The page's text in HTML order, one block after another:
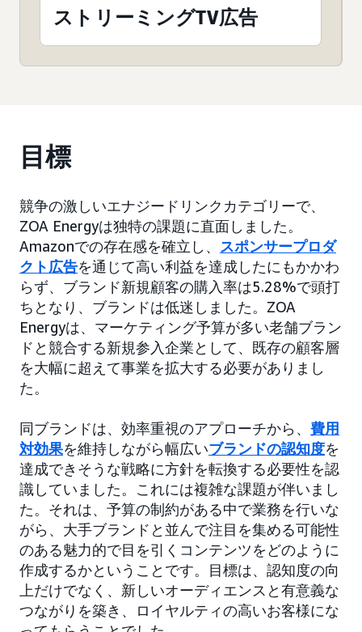
ストリーミングTV広告
目標
競争の激しいエナジードリンクカテゴリーで、
ZOA Energyは独特の課題に直面しました。
Amazonでの存在感を確立し、 スポンサープロダ
クト広告を通じて高い利益を達成したにもかかわ
らず、ブランド新規顧客の購入率は5.28%で頭打
ちとなり、ブランドは低迷しました。ZOA
Energyは、マーケティング予算が多い老舗ブラン
ドと競合する新規参入企業として、既存の顧客層
を大幅に超えて事業を拡大する必要がありまし
た。
同ブランドは、効率重視のアプローチから、 費用
対効果を維持しながら幅広いブランドの認知度を
達成できそうな戦略に方針を転換する必要性を認
識していました。これには複雑な課題が伴いまし
た。それは、予算の制約がある中で業務を行いな
がら、大手ブランドと並んで注目を集める可能性
のある魅力的で目を引くコンテンツをどのように
作成するかということです。目標は、認知度の向
上だけでなく、新しいオーディエンスと有意義な
つながりを築き、ロイヤルティの高いお客様にな